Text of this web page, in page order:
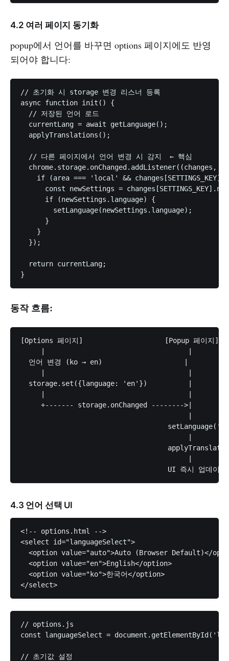
4.2 여러 페이지 동기화
popup에서 언어를 바꾸면 options 페이지에도 반영
되어야 합니다:
// 초기화 시 storage 변경 리스너 등록
async function init() {
  // 저장된 언어 로드
  currentLang = await getLanguage();
  applyTranslations();
  // 다른 페이지에서 언어 변경 시 감지  ← 핵심
chrome.storage.onChanged.addListener((changes,
if (area === 'local' && changes[SETTINGS_KEY])
const newSettings =
      if (newSettings.language) {
        setLanguage(newSettings.language);
      }
    }
  });
  return currentLang;
동작 흐름:
[Options 페이지]                    [Popup 페이지]
  언어 변경 (ko → en)                    |
  storage.set({language: 'en'})          |
     +------- storage.onChanged -------->|
4.3 언어 선택 UI
<!-- options.html -->
<select id="languageSelect">
<option value="auto">Auto (Browser Default)</
  <option value="en">English</option>
  <option value="ko">한국어</option>
// options.js
const languageSelect =
// 초기값 설정